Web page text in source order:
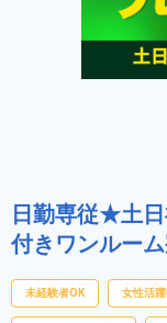
日勤専従★土
付きワンルー
未経験者OK 女性活躍